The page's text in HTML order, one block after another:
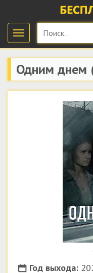
Одним днем
бесплатно
Год выхода: